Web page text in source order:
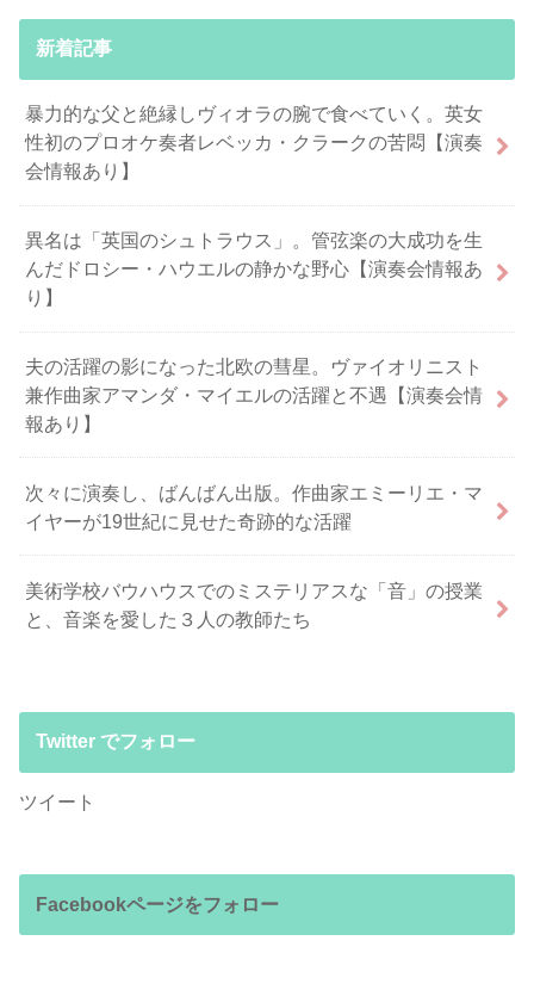
新着記事
暴力的な父と絶縁しヴィオラの腕で食べていく。英女
性初のプロオケ奏者レベッカ・クラークの苦悶【演奏
会情報あり】
異名は「英国のシュトラウス」。管弦楽の大成功を生
んだドロシー・ハウエルの静かな野心【演奏会情報あ
り】
夫の活躍の影になった北欧の彗星。ヴァイオリニスト
兼作曲家アマンダ・マイエルの活躍と不遇【演奏会情
報あり】
次々に演奏し、ばんばん出版。作曲家エミーリエ・マ
イヤーが19世紀に見せた奇跡的な活躍
美術学校バウハウスでのミステリアスな「音」の授業
と、音楽を愛した３人の教師たち
Twitter でフォロー
ツイート
Facebookページをフォロー